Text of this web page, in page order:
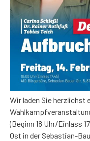
Wir laden Sie herzlichst
(Beginn 18 Uhr/Einlass
Ost in der Sebastian-